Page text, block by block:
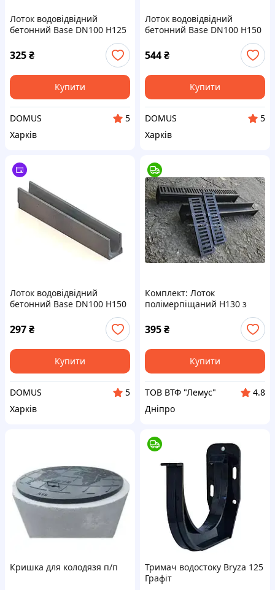
Лоток водовідвідний
бетонний Base DN100 H125
325₴
Купити
DOMUS
5
Харків
Лоток водовідвідний
бетонний Base DN100 H150
з вставками пластиковими
С250
544₴
Купити
DOMUS
5
Харків
Лоток водовідвідний
бетонний Base DN100 H150
297₴
Купити
DOMUS
5
Харків
Комплект: Лоток
полімерпіщаний H130 з
решітками А15
395₴
Купити
ТОВ ВТФ "Лемус"
4.8
Дніпро
Кришка для колодязя п/п
Тримач водостоку Bryza 125
Графіт